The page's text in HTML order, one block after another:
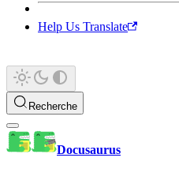
Help Us Translate
Recherche
Docusaurus